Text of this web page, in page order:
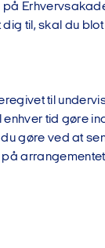
til, skal du
til
tid gøre
gøre ved at